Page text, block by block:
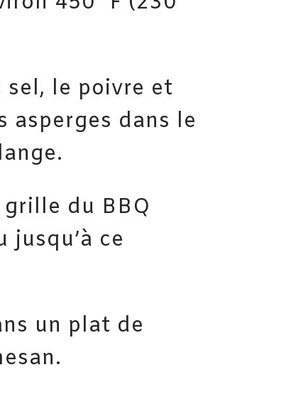
sel, le poivre et
asperges dans le
du BBQ
jusqu’à ce
un plat de